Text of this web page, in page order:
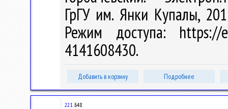
ГрГУ им. Янки Купалы,
Режим доступа: https://
4141608430.
Добавить в корзину Подробнее
22.1 Б48